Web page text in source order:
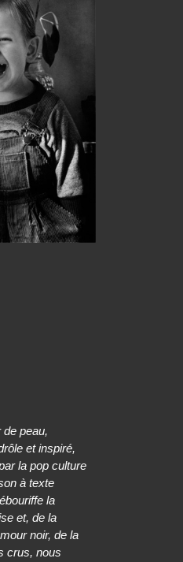
de peau,
et inspiré,
la pop culture
à texte
la
et, de la
noir, de la
crus, nous